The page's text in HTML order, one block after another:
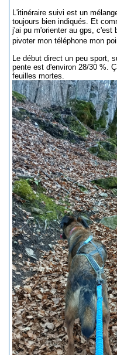
L'itinéraire suivi est un
toujours bien indiqués. Et
j'ai pu m'orienter au gps, c'est
pivoter mon téléphone mon
Le début direct un peu sport,
pente est d'environ 28/30 %.
feuilles mortes.